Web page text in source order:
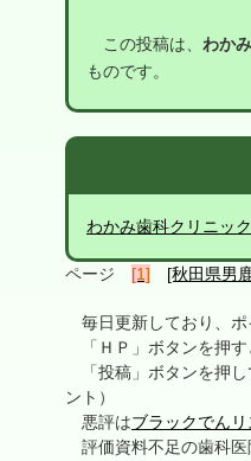
この投稿は、 わか
ものです。
わかみ歯科クリニッ
ページ [1] [秋田県男
毎日更新しており、ポ
「ＨＰ」ボタンを押す
「投稿」ボタンを押し
ント）
悪評はブラックでんリ
評価資料不足の歯科医